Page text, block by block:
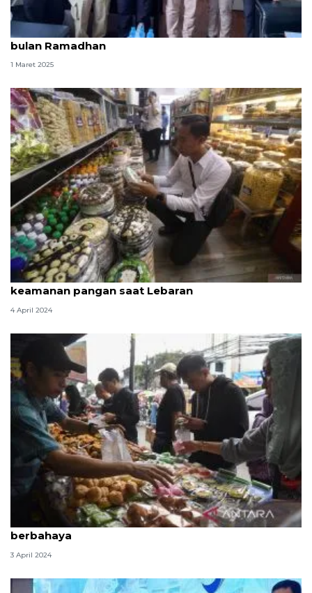
KKP-BPOM sinergi jaga mutu produk perikanan di
bulan Ramadhan
1 Maret 2025
BPOM ingatkan masyarakat untuk waspada
keamanan pangan saat Lebaran
4 April 2024
BPOM DKI temukan takjil mengandung bahan
berbahaya
3 April 2024